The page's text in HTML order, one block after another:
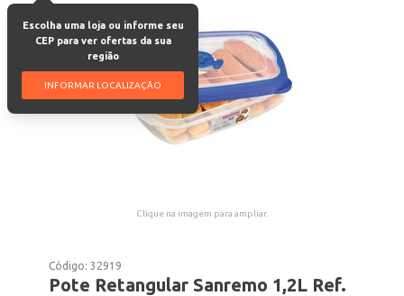
Escolha uma loja ou informe seu
CEP para ver ofertas da sua
região
INFORMAR LOCALIZAÇÃO
Clique na imagem para ampliar.
Código:32919
Pote Retangular Sanremo 1,2L Ref.